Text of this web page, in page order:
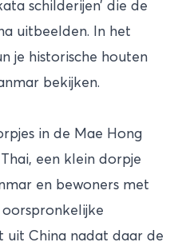
schilderijen’ die de
uitbeelden. In het
je historische houten
bekijken.
in de Mae Hong
een klein dorpje
en bewoners met
uit China nadat daar de